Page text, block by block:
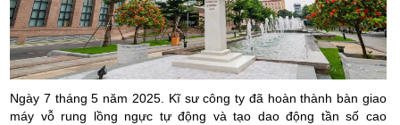
Ngày 7 tháng 5 năm 2025. Kĩ sư công ty đã hoàn thành bàn giao
máy vỗ rung lồng ngực tự động và tạo dao động tần số cao